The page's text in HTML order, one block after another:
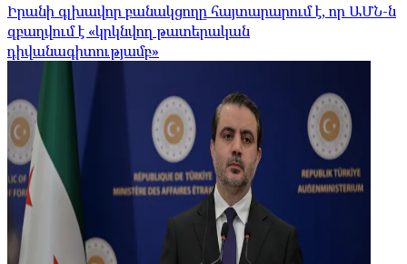
Իրանի գլխավոր բանակցողը հայտարարում է, որ ԱՄՆ-ն
զբաղվում է «կրկնվող թատերական
դիվանագիտությամբ»